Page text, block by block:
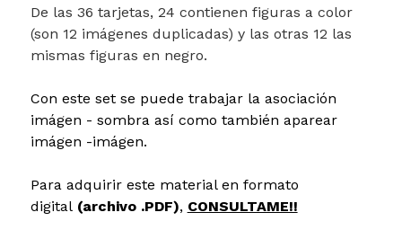
De las 36 tarjetas, 24 contienen figuras a color
(son 12 imágenes duplicadas) y las otras 12 las
mismas figuras en negro.
Con este set se puede trabajar la asociación
imágen - sombra así como también aparear
imágen -imágen.
Para adquirir este material en formato
digital (archivo .PDF), CONSULTAME!!